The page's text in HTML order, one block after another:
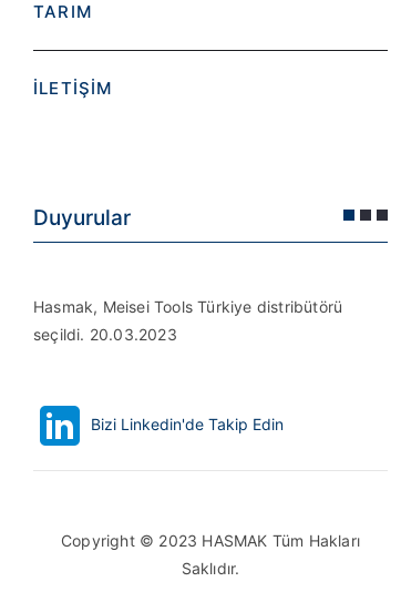
TARIM
İLETİŞİM
Duyurular
Hasmak, Meisei Tools Türkiye distribütörü
seçildi. 20.03.2023
Bizi Linkedin'de Takip Edin
Copyright © 2023 HASMAK Tüm Hakları
Saklıdır.